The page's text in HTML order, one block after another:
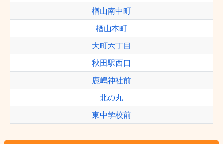
楢山南中町
楢山本町
大町六丁目
秋田駅西口
鹿嶋神社前
北の丸
東中学校前